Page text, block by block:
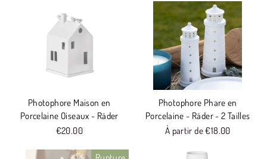
Photophore Maison en
Porcelaine Oiseaux - Räder
€20.00
Photophore Phare en
Porcelaine - Räder - 2 Tailles
À partir de €18.00